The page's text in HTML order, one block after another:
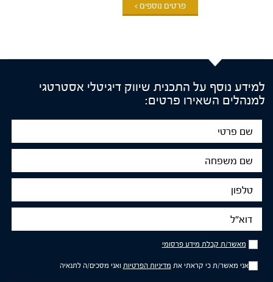
פרטים נוספים >
למידע נוסף על התכנית שיווק דיגיטלי אסטרטגי
למנהלים השאירו פרטים:
פרטי
משפחה
מאשר/ת
קבלת
מידע
פרסומי
מאשר/ת קבלת מידע פרסומי
אני מאשר/ת כי קראתי את מדיניות הפרטיות ואני מסכים/ה לתנאיה